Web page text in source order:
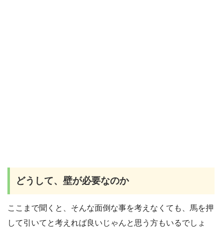
どうして、壁が必要なのか
ここまで聞くと、そんな面倒な事を考えなくても、馬を押
して引いてと考えれば良いじゃんと思う方もいるでしょ